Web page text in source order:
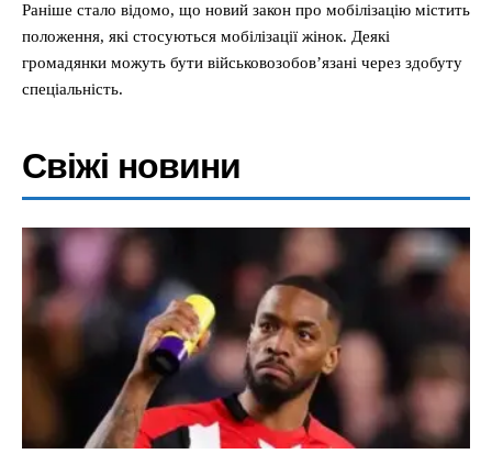
Раніше стало відомо, що новий закон про мобілізацію містить
положення, які стосуються мобілізації жінок. Деякі
громадянки можуть бути військовозобовʼязані через здобуту
спеціальність.
Свіжі новини